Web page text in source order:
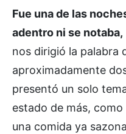
Fue una de las
adentro ni se notaba,
nos dirigió la palabra
aproximadamente
presentó un solo
estado de más,
una comida ya